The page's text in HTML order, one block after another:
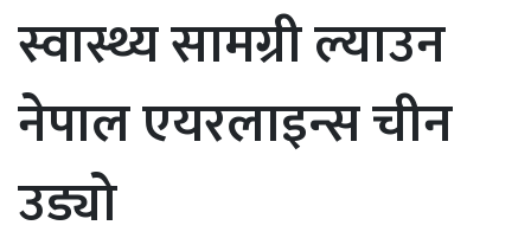
स्वास्थ्य सामग्री ल्याउन
नेपाल एयरलाइन्स चीन
उड्यो